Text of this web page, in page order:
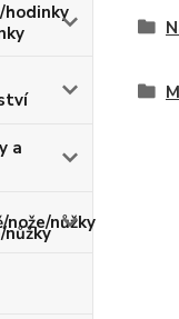
hodinky
a
nůžky